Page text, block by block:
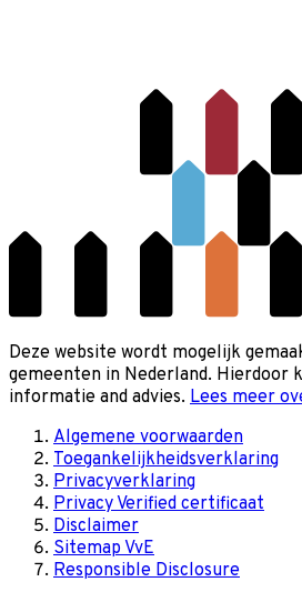
Deze website wordt mogelijk
gemeenten in Nederland. Hierdoor
informatie and advies. Lees meer
Algemene voorwaarden
Toegankelijkheidsverklaring
Privacyverklaring
Privacy Verified certificaat
Disclaimer
Sitemap VvE
Responsible Disclosure